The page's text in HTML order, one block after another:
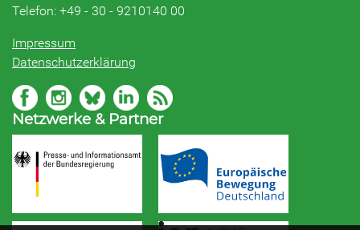
Telefon: +49 - 30 - 9210140 00
Impressum
Datenschutzerklärung
Netzwerke & Partner